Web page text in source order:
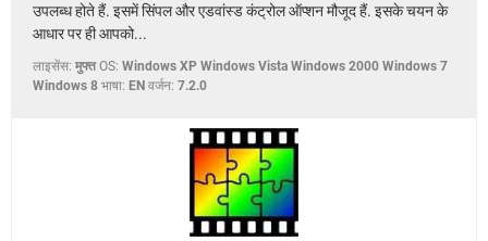
उपलब्ध होते हैं. इसमें सिंपल और एडवांस्ड कंट्रोल ऑप्शन मौजूद हैं. इसके चयन के
आधार पर ही आपको...
लाइसेंस: मुफ्त OS: Windows XP Windows Vista Windows 2000 Windows 7
Windows 8 भाषा: EN वर्जन: 7.2.0